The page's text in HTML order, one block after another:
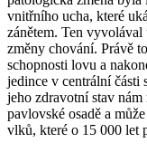
vnitřního ucha, které
zánětem. Ten
změny chování. Právě
schopnosti lovu a
jedince v centrální části
jeho zdravotní stav
pavlovské osadě a
vlků, které o 15 000 let